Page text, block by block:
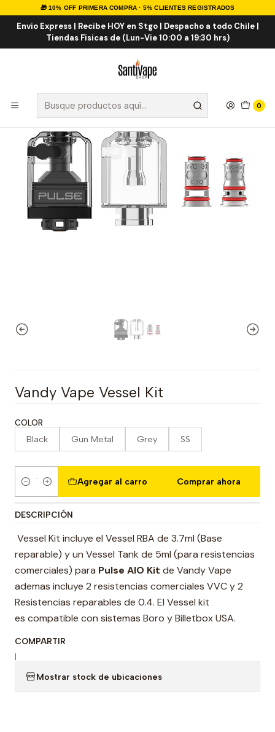
🎁 10% OFF PRIMERA COMPRA · 5% CLIENTES REGISTRADOS
Envio Express | Recibe HOY en Stgo | Despacho a todo Chile |
Tiendas Fisicas de (Lun-Vie 10:00 a 19:30 hrs)
0
Inicio INSUMOS RESISTENCIAS REPARABLES
Vandy Vape Vessel Kit
Vandy Vape Vessel Kit
COLOR
Black Gun Metal Grey SS
Cantidad
Agregar al carro Comprar ahora
DESCRIPCIÓN
Vessel Kit incluye el Vessel RBA de 3.7ml (Base
reparable) y un Vessel Tank de 5ml (para resistencias
comerciales) para Pulse AIO Kit de Vandy Vape
ademas incluye 2 resistencias comerciales VVC y 2
Resistencias reparables de 0.4. El Vessel kit
es compatible con sistemas Boro y Billetbox USA.
COMPARTIR
|
Mostrar stock de ubicaciones